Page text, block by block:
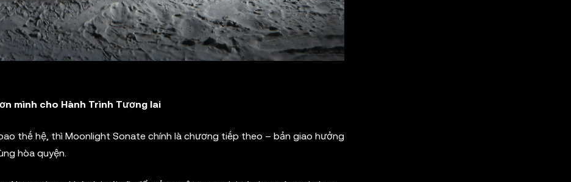
mình cho Hành Trình Tương lai
thế hệ, thì Moonlight Sonate chính là chương tiếp theo – bản giao hưởng
hòa quyện.